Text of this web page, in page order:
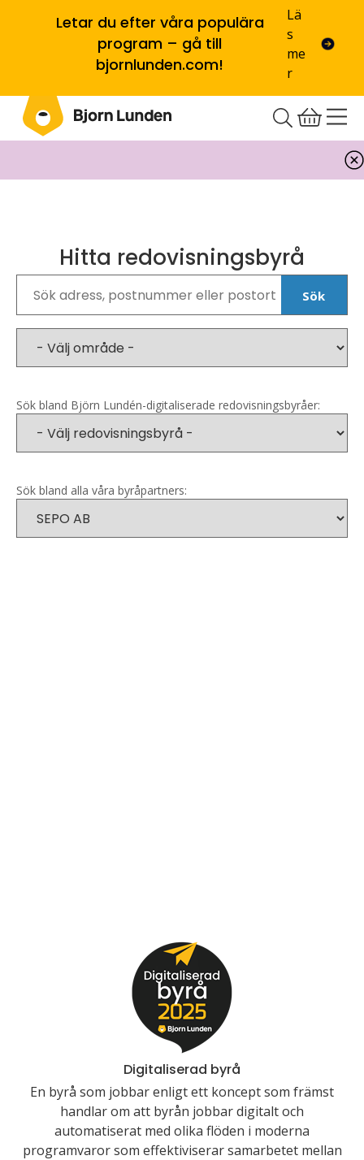
Letar du efter våra populära
program – gå till
bjornlunden.com!
Lä
s
me
r
Hitta redovisningsbyrå
Sök
Sök bland Björn Lundén-digitaliserade redovisningsbyråer:
Sök bland alla våra byråpartners:
Digitaliserad byrå
En byrå som jobbar enligt ett koncept som främst
handlar om att byrån jobbar digitalt och
automatiserat med olika flöden i moderna
programvaror som effektiviserar samarbetet mellan